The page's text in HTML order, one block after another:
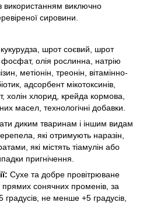
використанням виключно
сировини.
шрот соєвий, шрот
олія рослинна, натрію
метіонін, треонін, вітамінно-
адсорбент мікотоксинів,
холін хлорид, крейда кормова,
масел, технологічні добавки.
диким тваринам і іншим видам
які отримують наразін,
які містять тіамулін або
пригнічення.
Сухе та добре провітрюване
сонячних променів, за
не менше +5 градусів,